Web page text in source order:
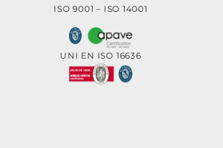
ISO 9001 – ISO 14001
UNI EN ISO 16636